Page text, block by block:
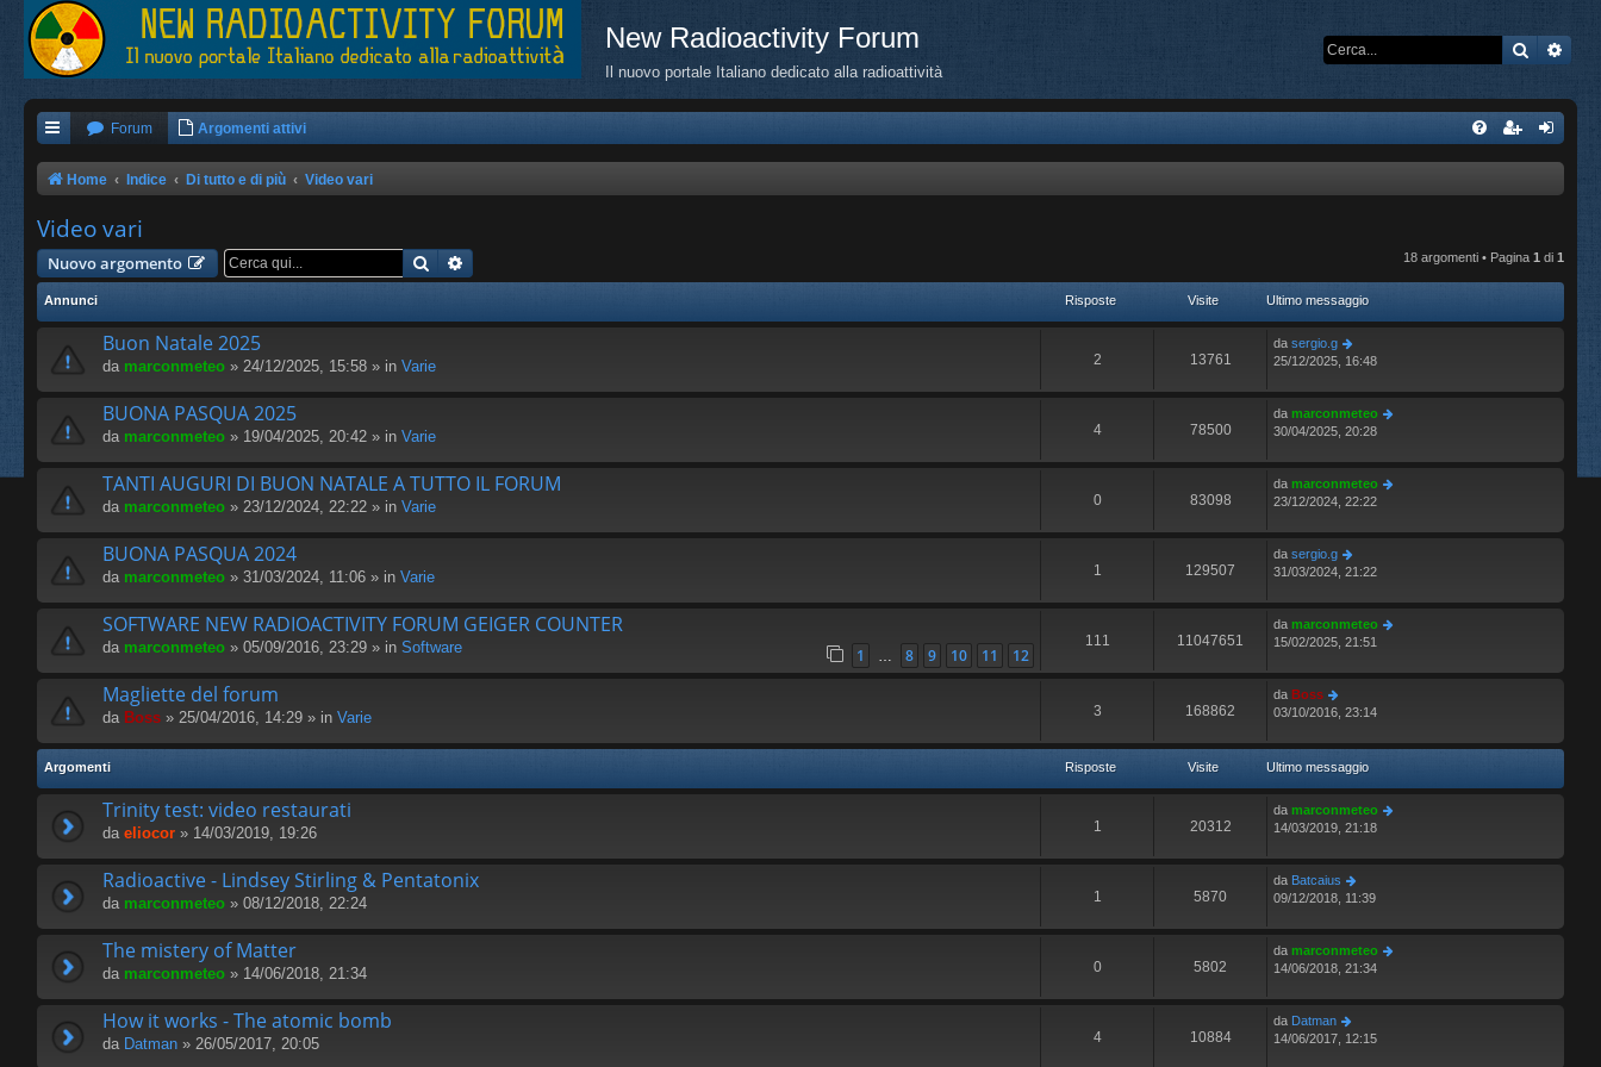
New Radioactivity Forum
Il nuovo portale Italiano dedicato alla radioattività
Cerca
Forum Argomenti attivi
Home Indice Di tutto e di più Video vari
Video vari
Nuovo argomento Cerca 18 argomenti • Pagina 1 di 1
Annunci Risposte Visite Ultimo messaggio
Buon Natale 2025
da marconmeteo » 24/12/2025, 15:58 » in Varie 2 13761
da sergio.g
25/12/2025, 16:48
BUONA PASQUA 2025
da marconmeteo » 19/04/2025, 20:42 » in Varie 4 78500
da marconmeteo
30/04/2025, 20:28
TANTI AUGURI DI BUON NATALE A TUTTO IL FORUM
da marconmeteo » 23/12/2024, 22:22 » in Varie 0 83098
da marconmeteo
23/12/2024, 22:22
BUONA PASQUA 2024
da marconmeteo » 31/03/2024, 11:06 » in Varie 1 129507
da sergio.g
31/03/2024, 21:22
SOFTWARE NEW RADIOACTIVITY FORUM GEIGER COUNTER
da marconmeteo » 05/09/2016, 23:29 » in Software 1 … 8 9 10 11 12
111 11047651
da marconmeteo
15/02/2025, 21:51
Magliette del forum
da Boss » 25/04/2016, 14:29 » in Varie 3 168862
da Boss
03/10/2016, 23:14
Argomenti Risposte Visite Ultimo messaggio
Trinity test: video restaurati
da eliocor » 14/03/2019, 19:26 1 20312
da marconmeteo
14/03/2019, 21:18
Radioactive - Lindsey Stirling & Pentatonix
da marconmeteo » 08/12/2018, 22:24 1 5870
da Batcaius
09/12/2018, 11:39
The mistery of Matter
da marconmeteo » 14/06/2018, 21:34 0 5802
da marconmeteo
14/06/2018, 21:34
How it works - The atomic bomb
da Datman » 26/05/2017, 20:05 4 10884
da Datman
14/06/2017, 12:15